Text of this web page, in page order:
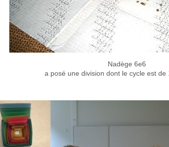
Nadège 6e6
a posé une division dont le cycle est de